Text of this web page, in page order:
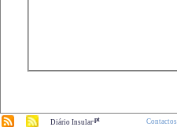
Diário Insular.pt Contactos